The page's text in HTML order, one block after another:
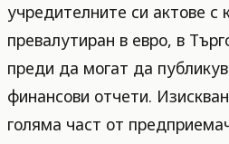
учредителните си актове с
превалутиран в евро, в
преди да могат да
финансови отчети.
голяма част от